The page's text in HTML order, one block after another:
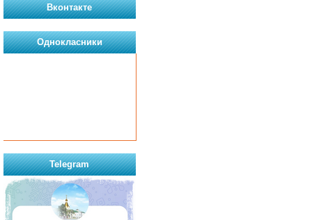
Вконтакте
Однокласники
Telegram